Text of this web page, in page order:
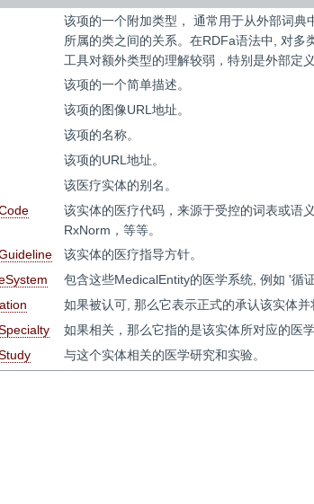
该项的一个附加类型， 通常用于从外部词
所属的类之间的关系。在RDFa语法中, 对多
工具对额外类型的理解较弱，特别是外部定
该项的一个简单描述。
该项的图像URL地址。
该项的名称。
该项的URL地址。
该医疗实体的别名。
该实体的医疗代码，来源于受控的词表或语
RxNorm，等等。
该实体的医疗指导方针。
包含这些MedicalEntity的医学系统, 例如 '循
如果被认可, 那么它表示正式的承认该实体
如果相关，那么它指的是该实体所对应的医学
与这个实体相关的医学研究和实验。